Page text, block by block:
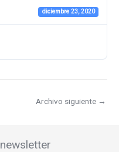
diciembre 23, 2020
Archivo siguiente →